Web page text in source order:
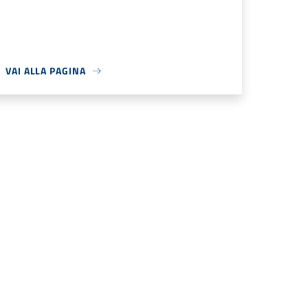
VAI ALLA PAGINA